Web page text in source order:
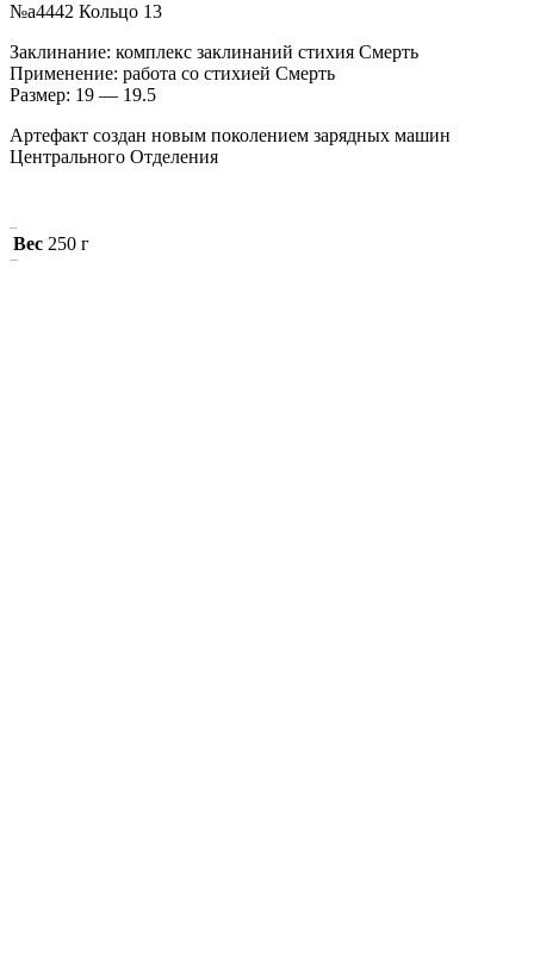
№a4442 Кольцо 13
Заклинание: комплекс заклинаний стихия Смерть
Применение: работа со стихией Смерть
Размер: 19 — 19.5
Артефакт создан новым поколением зарядных машин
Центрального Отделения
Вес 250 г